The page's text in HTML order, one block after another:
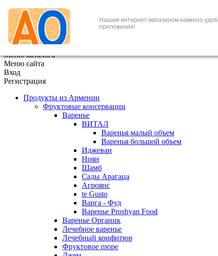
Нашим интернет-магазином намного
приложения!
+7 (495) 646-888-1
В корзине 0
товаров
Меню каталога
Меню сайта
Вход
Регистрация
Продукты из Армении
Фруктовые консервации
Варенье
ВИТАЛ
Варенья малый объем
Варенья большой объем
Иджеван
Ноян
Шамб
Сады Арагаца
Агроянс
te Gusto
Варга - Фуд
Варенье Proshyan Food
Варенье Органик
Лечебное варенье
Лечебный конфитюр
Фруктовое пюре